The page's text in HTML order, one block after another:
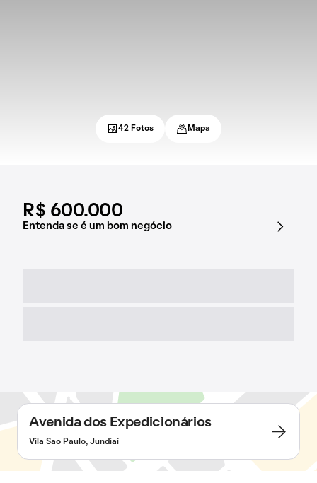
R$ 600.000
Entenda se é um bom negócio
42 Fotos Mapa
Avenida dos Expedicionários
Vila Sao Paulo, Jundiaí